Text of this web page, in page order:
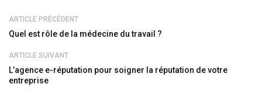
ARTICLE PRÉCÉDENT
Quel est rôle de la médecine du travail ?
ARTICLE SUIVANT
L’agence e-réputation pour soigner la réputation de votre
entreprise